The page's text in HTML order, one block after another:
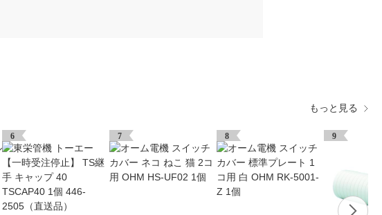
もっと見る
6 7 8 9